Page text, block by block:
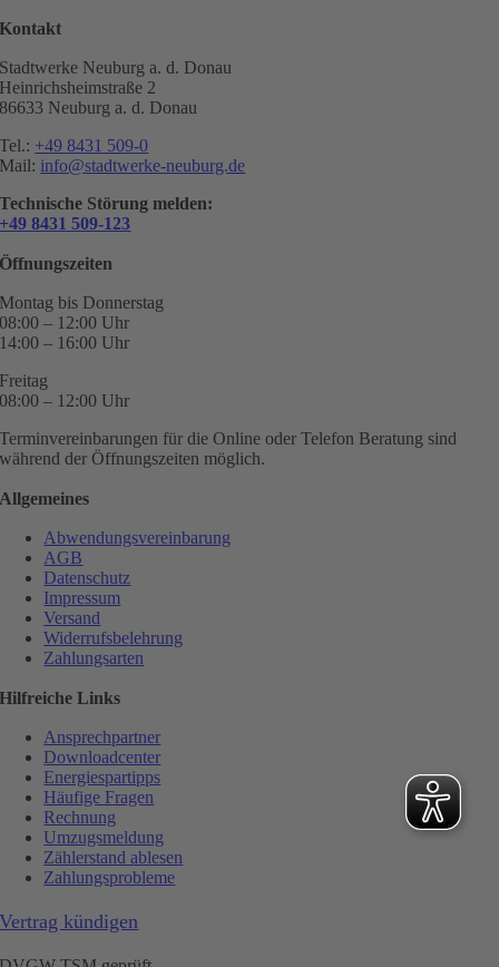
Kontakt
Stadtwerke Neuburg a. d. Donau
Heinrichsheimstraße 2
86633 Neuburg a. d. Donau
Tel.: +49 8431 509-0
Mail: info@stadtwerke-neuburg.de
Technische Störung melden:
+49 8431 509-123
Öffnungszeiten
Montag bis Donnerstag
08:00 – 12:00 Uhr
14:00 – 16:00 Uhr
Freitag
08:00 – 12:00 Uhr
Terminvereinbarungen für die Online oder Telefon Beratung sind
während der Öffnungszeiten möglich.
Allgemeines
Abwendungsvereinbarung
AGB
Datenschutz
Impressum
Versand
Widerrufsbelehrung
Zahlungsarten
Hilfreiche Links
Ansprechpartner
Downloadcenter
Energiespartipps
Häufige Fragen
Rechnung
Umzugsmeldung
Zählerstand ablesen
Zahlungsprobleme
Vertrag kündigen